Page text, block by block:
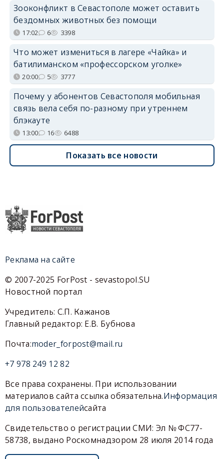
Зооконфликт в Севастополе может оставить
бездомных животных без помощи
17:02 6 3398
Что может измениться в лагере «Чайка» и
батилиманском «профессорском уголке»
20:00 5 3777
Почему у абонентов Севастополя мобильная
связь вела себя по-разному при утреннем
блэкауте
13:00 16 6488
Показать все новости
Реклама на сайте
© 2007-2025 ForPost - sevastopol.SU
Новостной портал
Учредитель: С.П. Кажанов
Главный редактор: Е.В. Бубнова
Почта:moder_forpost@mail.ru
+7 978 249 12 82
Все права сохранены. При использовании
материалов сайта ссылка обязательна.Информация
для пользователейсайта
Свидетельство о регистрации СМИ: Эл № ФС77-
58738, выдано Роскомнадзором 28 июля 2014 года